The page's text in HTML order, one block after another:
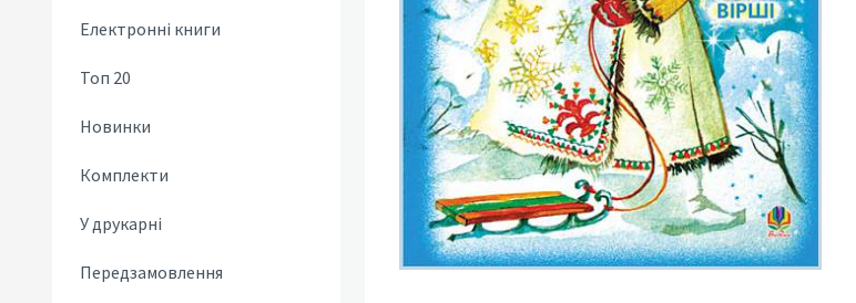
Електронні книги
Топ 20
Новинки
Комплекти
У друкарні
Передзамовлення